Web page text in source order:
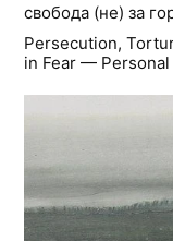
свобода (не) за
Persecution,
in Fear —